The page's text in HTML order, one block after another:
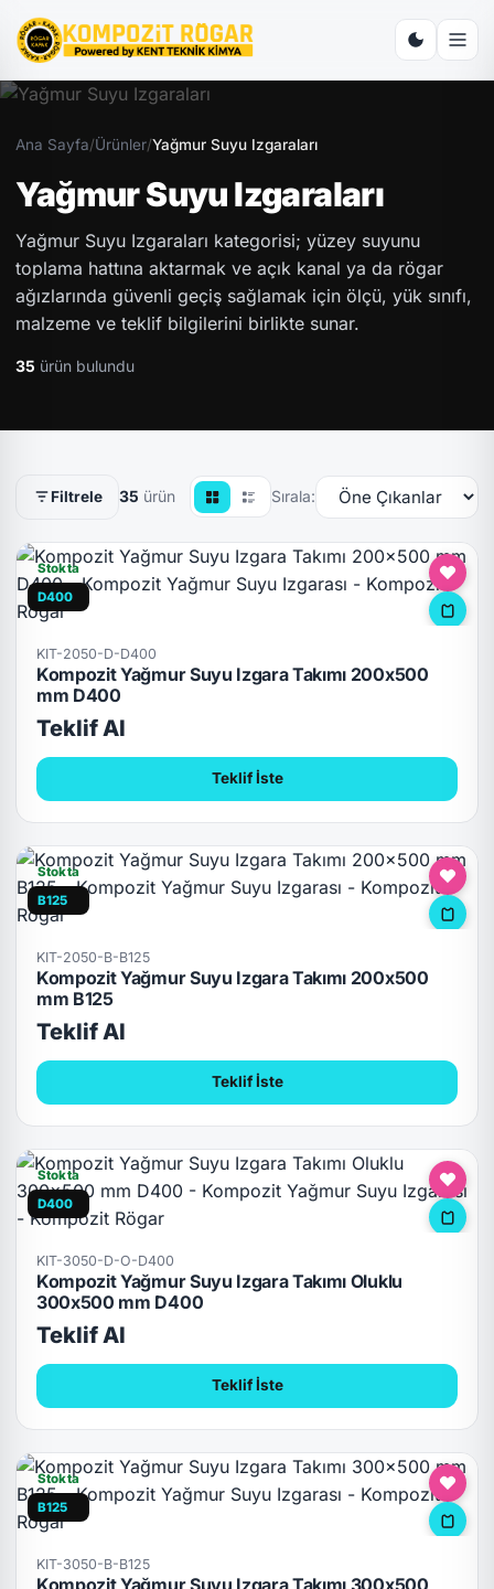
Ana Sayfa/Ürünler/Yağmur Suyu Izgaraları
Yağmur Suyu Izgaraları
Yağmur Suyu Izgaraları kategorisi; yüzey suyunu
toplama hattına aktarmak ve açık kanal ya da rögar
ağızlarında güvenli geçiş sağlamak için ölçü, yük sınıfı,
malzeme ve teklif bilgilerini birlikte sunar.
35 ürün bulundu
Filtrele 35 ürün Sırala:
Stokta
D400
KIT-2050-D-D400
Kompozit Yağmur Suyu Izgara Takımı 200x500
mm D400
Teklif Al
Teklif İste
Stokta
B125
KIT-2050-B-B125
Kompozit Yağmur Suyu Izgara Takımı 200x500
mm B125
Teklif Al
Teklif İste
Stokta
D400
KIT-3050-D-O-D400
Kompozit Yağmur Suyu Izgara Takımı Oluklu
300x500 mm D400
Teklif Al
Teklif İste
Stokta
B125
KIT-3050-B-B125